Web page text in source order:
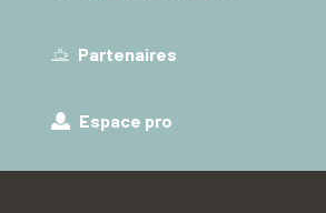
Partenaires
Espace pro